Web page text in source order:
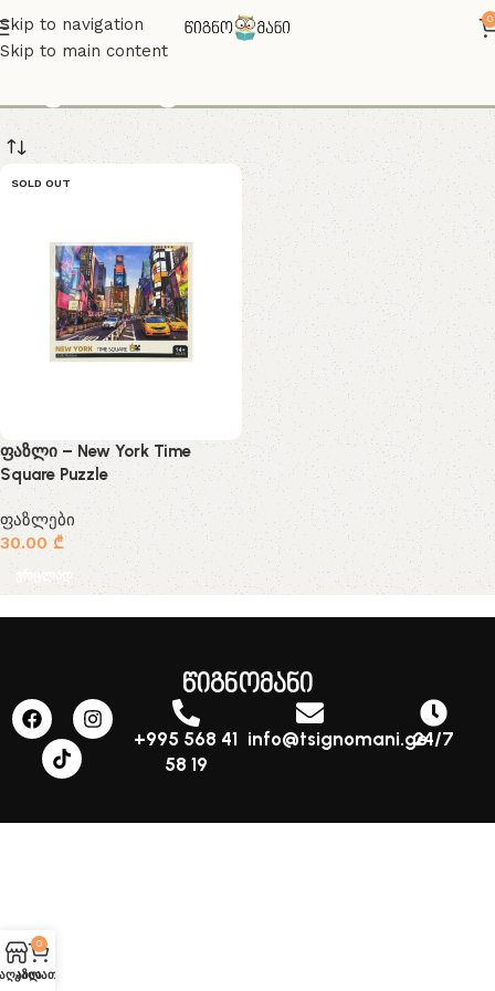
Skip to navigation
Skip to main content
0
SOLD OUT
ფაზლი – New York Time
Square Puzzle
ფაზლები
30.00 ₾
ვრცლად
წიგნომანი
+995 568 41
58 19
info@tsignomani.ge24/7
0
კალათა